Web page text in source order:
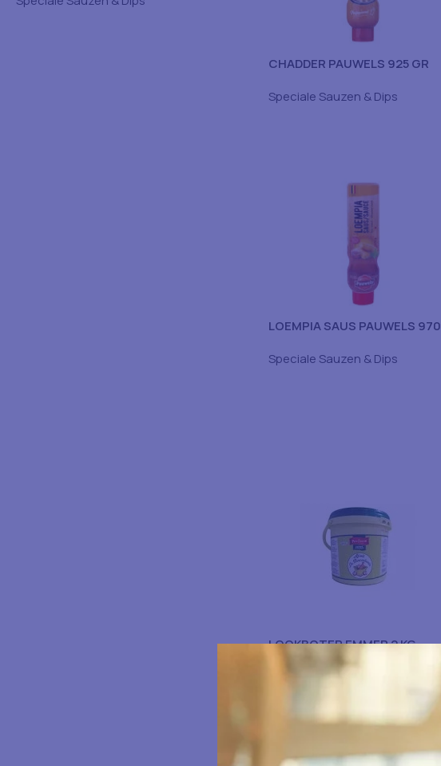
CHADDER PAUWELS 925 GR
Speciale Sauzen & Dips
LOEMPIA SAUS PAUWELS 970
Speciale Sauzen & Dips
LOOKBOTER EMMER 2 KG
Speciale Sauzen & Dips